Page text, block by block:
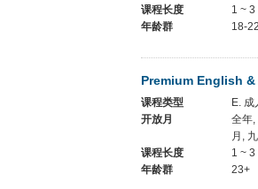
课程长度
1 ~ 3
年龄群
18-
Premium English
课程类型
E. 成
开放月
全年,
月,
课程长度
1 ~ 3
年龄群
23+